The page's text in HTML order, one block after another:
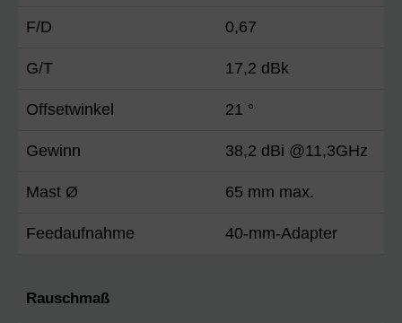
F/D 0,67
G/T 17,2 dBk
Offsetwinkel 21 °
Gewinn 38,2 dBi @11,3GHz
Mast Ø 65 mm max.
Feedaufnahme 40-mm-Adapter
Rauschmaß